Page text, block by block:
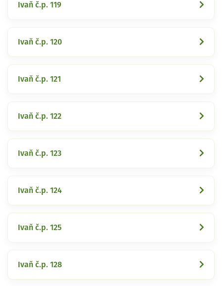
Ivaň č.p. 119
Ivaň č.p. 120
Ivaň č.p. 121
Ivaň č.p. 122
Ivaň č.p. 123
Ivaň č.p. 124
Ivaň č.p. 125
Ivaň č.p. 128